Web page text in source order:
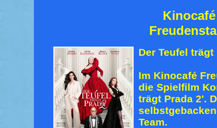
Kinocafé
Der Teufel trägt
Im Kinocafé
die Spielfilm
trägt Prada 2'.
Team.